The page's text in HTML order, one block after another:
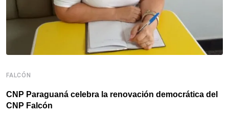
FALCÓN
CNP Paraguaná celebra la renovación democrática del
CNP Falcón